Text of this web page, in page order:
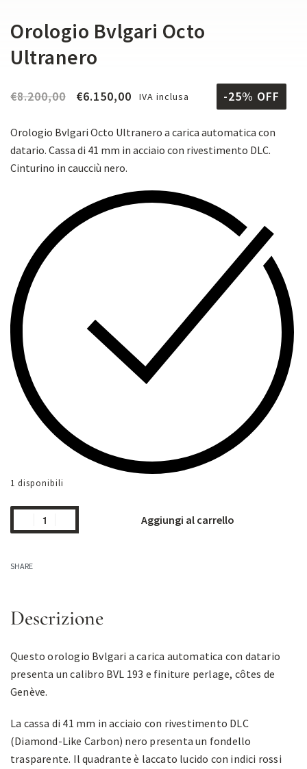
Orologio Bvlgari Octo
Ultranero
€8.200,00 €6.150,00 IVA inclusa -25% OFF
Orologio Bvlgari Octo Ultranero a carica automatica con
datario. Cassa di 41 mm in acciaio con rivestimento DLC.
Cinturino in caucciù nero.
1 disponibili
Aggiungi al carrello
SHARE
Descrizione
Questo orologio Bvlgari a carica automatica con datario
presenta un calibro BVL 193 e finiture perlage, côtes de
Genève.
La cassa di 41 mm in acciaio con rivestimento DLC
(Diamond-Like Carbon) nero presenta un fondello
trasparente. Il quadrante è laccato lucido con indici rossi